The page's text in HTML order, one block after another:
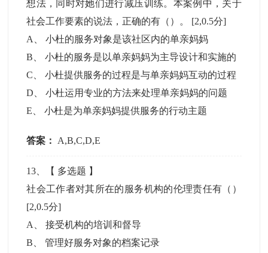
想法，同时对她们进行减压训练。本案例中，关于
社会工作要素的说法，正确的有（）。 [2,0.5分]
A
、小杜的服务对象是该社区内的单亲妈妈
B 、小杜的服务是以单亲妈妈为主导设计和实施的
C 、小杜提供服务的过程是与单亲妈妈互动的过程
D 、小杜运用专业的方法来处理单亲妈妈的问题
E 、小杜是为单亲妈妈提供服务的行动主题
答案： A,B,C,D,E
13 、【 多选题 】
社会工作者对其所在的服务机构的伦理责任有（）
[2,0.5分]
A
、接受机构的培训和督导
B 、管理好服务对象的档案记录